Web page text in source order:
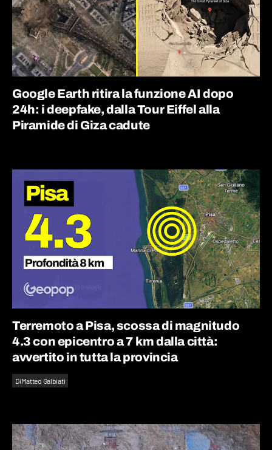
Google Earth ritira la funzione AI dopo
24h: i deepfake, dalla Tour Eiffel alla
Piramide di Giza cadute
Terremoto a Pisa, scossa di magnitudo
4.3 con epicentro a 7 km dalla città:
avvertito in tutta la provincia
DiMatteo Galbiati